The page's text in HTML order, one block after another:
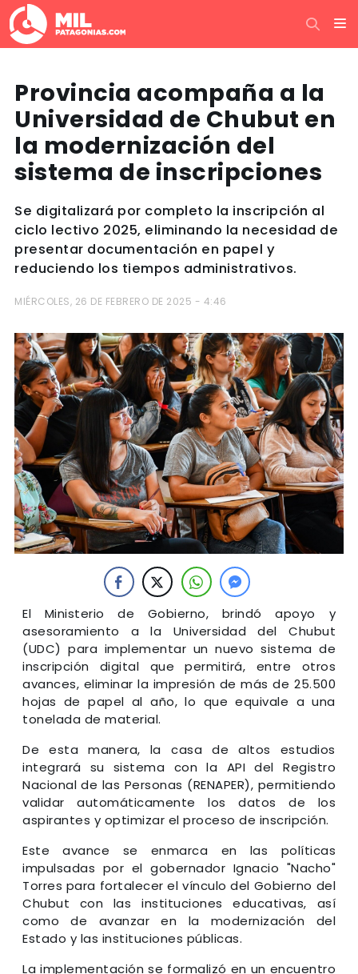
Provincia acompaña a la
Universidad de Chubut en
la modernización del
sistema de inscripciones
Se digitalizará por completo la inscripción al
ciclo lectivo 2025, eliminando la necesidad de
presentar documentación en papel y
reduciendo los tiempos administrativos.
MIÉRCOLES, 26 DE FEBRERO DE 2025 - 4:46
El Ministerio de Gobierno, brindó apoyo y
asesoramiento a la Universidad del Chubut
(UDC) para implementar un nuevo sistema de
inscripción digital que permitirá, entre otros
avances, eliminar la impresión de más de 25.500
hojas de papel al año, lo que equivale a una
tonelada de material.
De esta manera, la casa de altos estudios
integrará su sistema con la API del Registro
Nacional de las Personas (RENAPER), permitiendo
validar automáticamente los datos de los
aspirantes y optimizar el proceso de inscripción.
Este avance se enmarca en las políticas
impulsadas por el gobernador Ignacio "Nacho"
Torres para fortalecer el vínculo del Gobierno del
Chubut con las instituciones educativas, así
como de avanzar en la modernización del
Estado y las instituciones públicas.
La implementación se formalizó en un encuentro